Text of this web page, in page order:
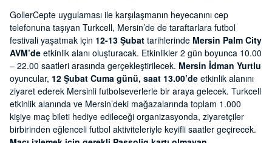
GollerCepte uygulaması ile karşılaşmanın heyecanını cep
telefonuna taşıyan Turkcell, Mersin’de de taraftarlara futbol
festivali yaşatmak için 12-13 Şubat tarihlerinde Mersin Palm City
AVM’de etkinlik alanı oluşturacak. Etkinlikler 2 gün boyunca 10.00
– 22.00 saatleri arasında gerçekleştirilecek. Mersin İdman Yurtlu
oyuncular, 12 Şubat Cuma günü, saat 13.00’de etkinlik alanını
ziyaret ederek Mersinli futbolseverlerle bir araya gelecek. Turkcell
etkinlik alanında ve Mersin’deki mağazalarında toplam 1.000
kişiye maç bileti hediye edileceği organizasyonda, ziyaretçiler
birbirinden eğlenceli futbol aktiviteleriyle keyifli saatler geçirecek.